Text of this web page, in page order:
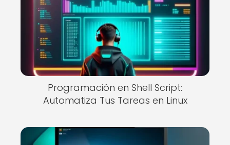
Programación en Shell Script:
Automatiza Tus Tareas en Linux